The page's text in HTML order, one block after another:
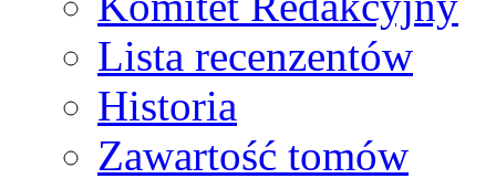
Lista recenzentów
Historia
Zawartość tomów